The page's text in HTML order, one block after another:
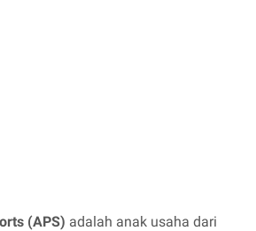
(APS) adalah anak usaha dari